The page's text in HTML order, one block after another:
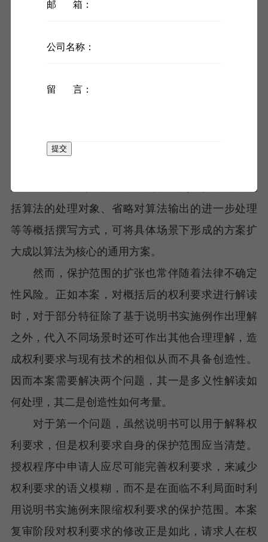
邮 箱：
公司名称：
留 言：
提交
问题均与具体场景存在着不同程度的依赖关系。另
来，通过在权利要求中省略场景、使用抽象词来概
括算法的处理对象、省略对算法输出的进一步处理
等等概括撰写方式，可将具体场景下形成的方案扩
大成以算法为核心的通用方案。
然而，保护范围的扩张也常伴随着法律不确定
性风险。正如本案，对概括后的权利要求进行解读
时，对于部分特征除了基于说明书实施例作出理解
之外，代入不同场景时还可作出其他合理理解，造
成权利要求与现有技术的相似从而不具备创造性。
因而本案需要解决两个问题，其一是多义性解读如
何处理，其二是创造性如何考量。
对于第一个问题，虽然说明书可以用于解释权
利要求，但是权利要求自身的保护范围应当清楚。
授权程序中申请人应尽可能完善权利要求，来减少
权利要求的语义模糊，而不是在面临不利局面时利
用说明书实施例来限缩权利要求的保护范围。本案
复审阶段对权利要求的修改正是如此，请求人在权